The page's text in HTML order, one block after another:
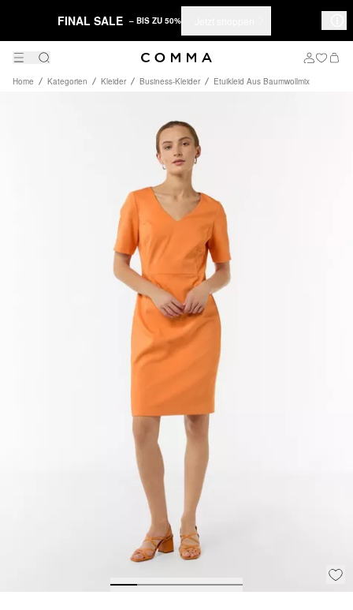
FINAL SALE – BIS ZU 50%
Home Kategorien Kleider Business-Kleider Etuikleid Aus Baumwollmix